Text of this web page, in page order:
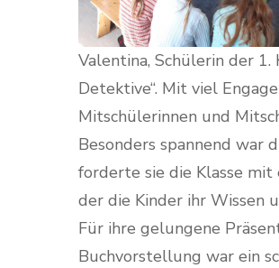
Valentina, Schülerin der 1.
Detektive“. Mit viel
Mitschülerinnen und
Besonders spannend war
forderte sie die Klasse mit
der die Kinder ihr Wissen
Für ihre gelungene
Buchvorstellung war ein